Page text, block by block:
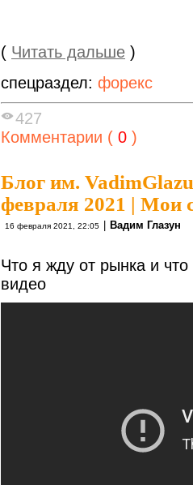
( Читать дальше )
спецраздел: форекс
427
Комментарии ( 0 )
Блог им.
февраля 2021 | Мои
16 февраля 2021, 22:05 Вадим Глазун
Что я жду от рынка и
видео